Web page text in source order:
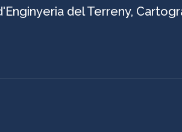
del Terreny,